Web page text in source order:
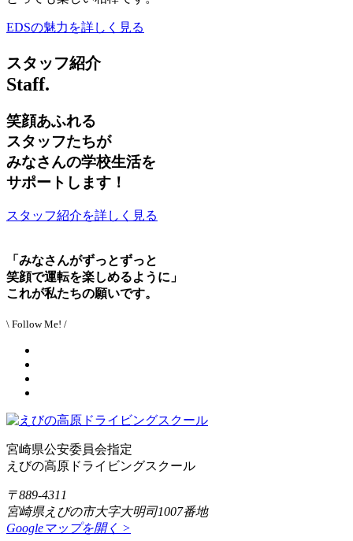
EDSの魅力を詳しく見る
スタッフ紹介
Staff.
笑顔あふれる
スタッフたちが
みなさんの学校生活を
サポートします！
スタッフ紹介を詳しく見る
「みなさんがずっとずっと
笑顔で運転を楽しめるように」
これが私たちの願いです。
\ Follow Me! /
宮崎県公安委員会指定
えびの高原ドライビングスクール
〒889-4311
宮崎県えびの市大字大明司1007番地
Googleマップを開く >